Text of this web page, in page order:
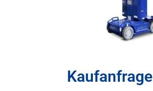
Kaufanfrage